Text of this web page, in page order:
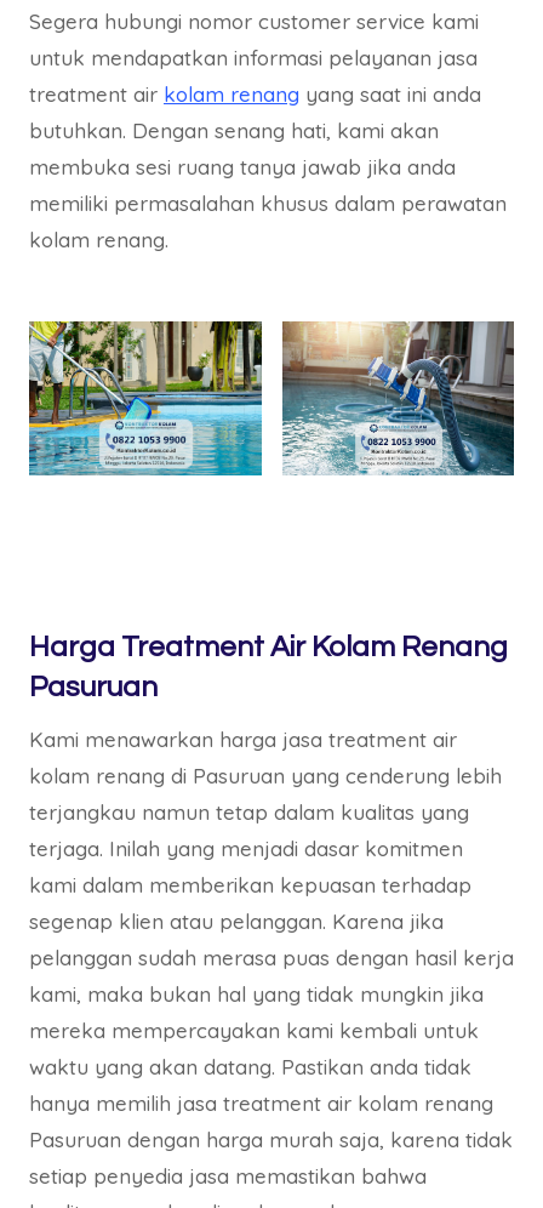
Segera hubungi nomor customer service kami
untuk mendapatkan informasi pelayanan jasa
treatment air kolam renang yang saat ini anda
butuhkan. Dengan senang hati, kami akan
membuka sesi ruang tanya jawab jika anda
memiliki permasalahan khusus dalam perawatan
kolam renang.
Harga Treatment Air Kolam Renang
Pasuruan
Kami menawarkan harga jasa treatment air
kolam renang di Pasuruan yang cenderung lebih
terjangkau namun tetap dalam kualitas yang
terjaga. Inilah yang menjadi dasar komitmen
kami dalam memberikan kepuasan terhadap
segenap klien atau pelanggan. Karena jika
pelanggan sudah merasa puas dengan hasil kerja
kami, maka bukan hal yang tidak mungkin jika
mereka mempercayakan kami kembali untuk
waktu yang akan datang. Pastikan anda tidak
hanya memilih jasa treatment air kolam renang
Pasuruan dengan harga murah saja, karena tidak
setiap penyedia jasa memastikan bahwa